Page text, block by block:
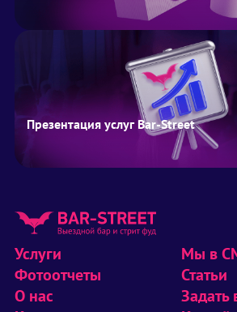
Презентация услуг Bar-Street
Услуги
Фотоотчеты
О нас
Мы в
Статьи
Задать